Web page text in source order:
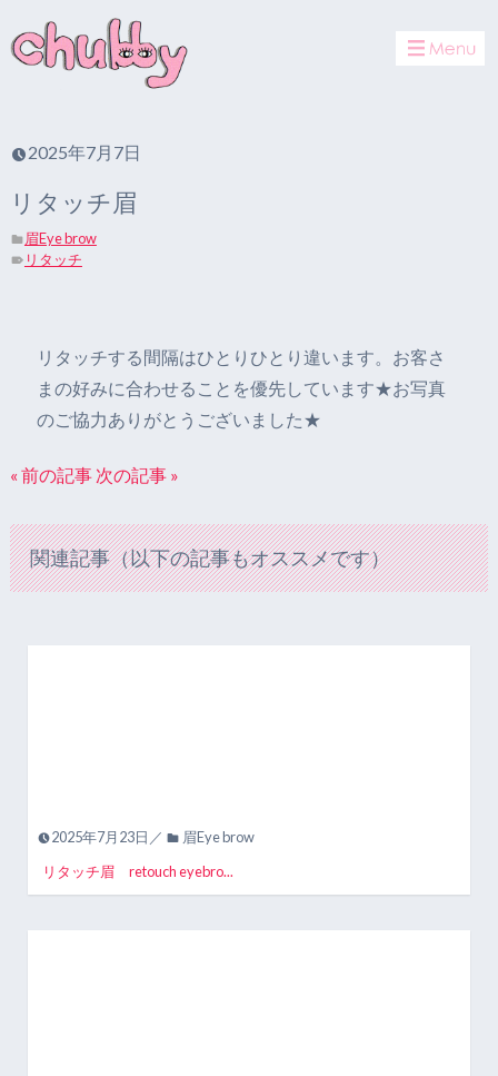
2025年7月7日
リタッチ眉
眉Eye brow
リタッチ
リタッチする間隔はひとりひとり違います。お客さ
まの好みに合わせることを優先しています★お写真
のご協力ありがとうございました★
« 前の記事 次の記事 »
関連記事（以下の記事もオススメです）
2025年7月23日／
眉Eye brow
リタッチ眉 retouch eyebro...